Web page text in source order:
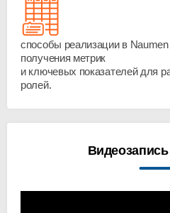
способы реализации в
получения метрик
и ключевых показателей для
ролей.